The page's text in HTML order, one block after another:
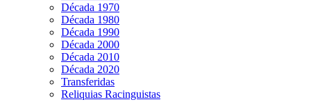
Década 1970
Década 1980
Década 1990
Década 2000
Década 2010
Década 2020
Transferidas
Reliquias Racinguistas